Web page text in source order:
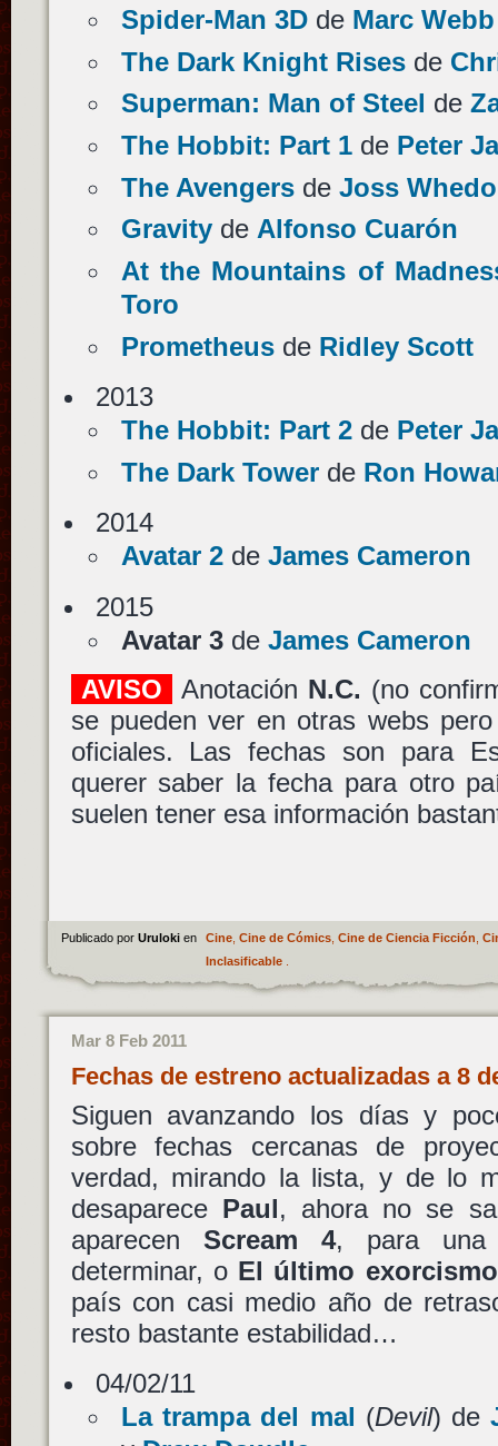
Spider-Man 3Dde Marc Webb
The Dark Knight Risesde
Superman: Man of Steel de
The Hobbit: Part 1de Peter
The Avengersde Joss
Gravityde Alfonso Cuarón
At the Mountains of
Toro
Prometheusde Ridley Scott
2013
The Hobbit: Part 2de Peter
The Dark Towerde Ron
2014
Avatar 2de James Cameron
2015
Avatar 3de James Cameron
AVISO
Anotación N.C. (no
se pueden ver en otras webs
oficiales. Las fechas son para
querer saber la fecha para otro
suelen tener esa información
Publicado por Uruloki en Cine, Cine de Cómics, Cine de Ciencia Ficción
Inclasificable.
Mar 8 Feb 2011
Fechas de estreno actualizadas a 8
Siguen avanzando los días y
sobre fechas cercanas de
verdad, mirando la lista, y de lo
desaparece Paul, ahora no se
aparecen Scream 4, para una
determinar, o El último exorcismo
país con casi medio año de
resto bastante estabilidad…
04/02/11
La trampa del mal (Devil) de